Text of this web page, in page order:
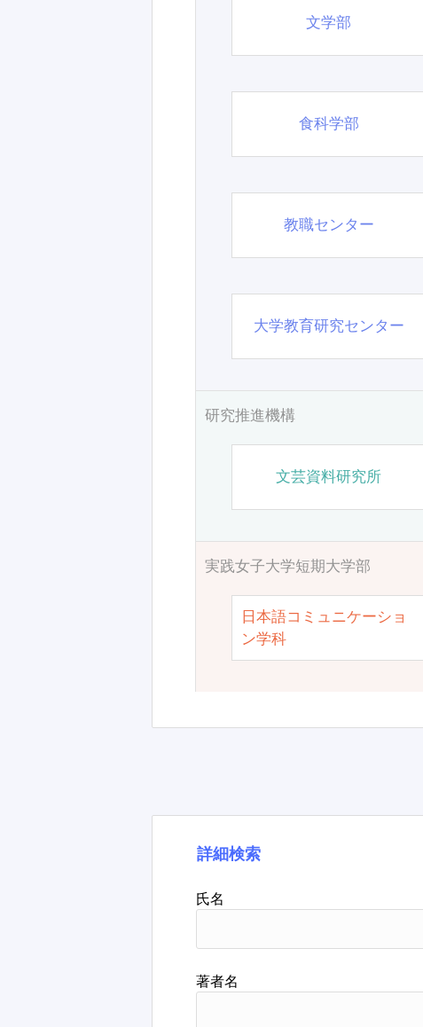
文学部
食科学部
教職センター
大学教育研究センター
研究推進機構
文芸資料研究所
実践女子大学短期大学部
日本語コミュニケーショ
ン学科
詳細検索
氏名
著者名